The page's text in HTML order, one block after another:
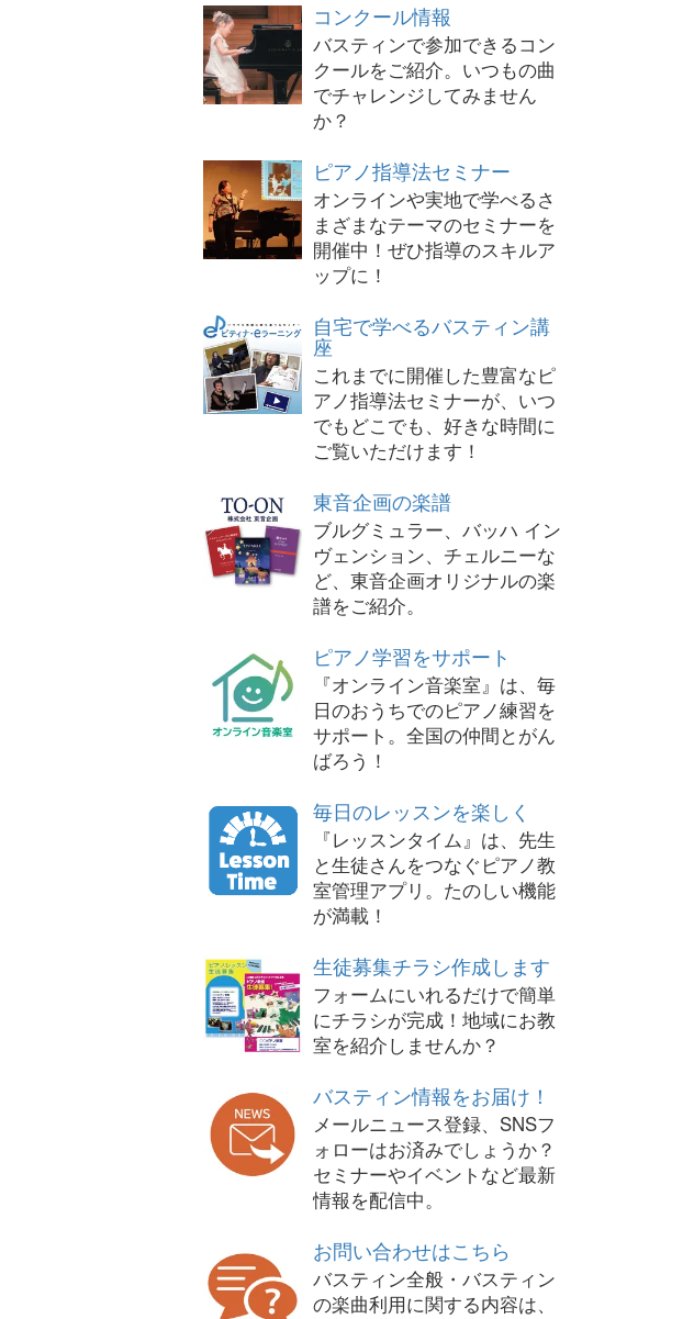
コンクール情報
バスティンで参加できるコン
クールをご紹介。いつもの曲
でチャレンジしてみません
か？
ピアノ指導法セミナー
オンラインや実地で学べるさ
まざまなテーマのセミナーを
開催中！ぜひ指導のスキルア
ップに！
自宅で学べるバスティン講
座
これまでに開催した豊富なピ
アノ指導法セミナーが、いつ
でもどこでも、好きな時間に
ご覧いただけます！
東音企画の楽譜
ブルグミュラー、バッハ イン
ヴェンション、チェルニーな
ど、東音企画オリジナルの楽
譜をご紹介。
ピアノ学習をサポート
『オンライン音楽室』は、毎
日のおうちでのピアノ練習を
サポート。全国の仲間とがん
ばろう！
毎日のレッスンを楽しく
『レッスンタイム』は、先生
と生徒さんをつなぐピアノ教
室管理アプリ。たのしい機能
が満載！
生徒募集チラシ作成します
フォームにいれるだけで簡単
にチラシが完成！地域にお教
室を紹介しませんか？
バスティン情報をお届け！
メールニュース登録、SNSフ
ォローはお済みでしょうか？
セミナーやイベントなど最新
情報を配信中。
お問い合わせはこちら
バスティン全般・バスティン
の楽曲利用に関する内容は、